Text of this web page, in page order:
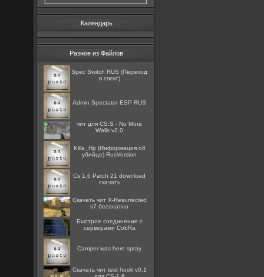
Календарь
Разное из Файлов
Spec Switch RUS (Переход
в спект)
Admin Spectator ESP RUS
чит для CS:S - No More
Walls v2.0
Killa_Hp (Информация об
убийце) RusVersion
Cs 1.6 Patch 21 download
скачать
Скачать чит X-Resurrected
v7 бесплатно
Быстрое соединение с
серверами CobRa
Camper was here spray
Скачать чит test hook v0.1